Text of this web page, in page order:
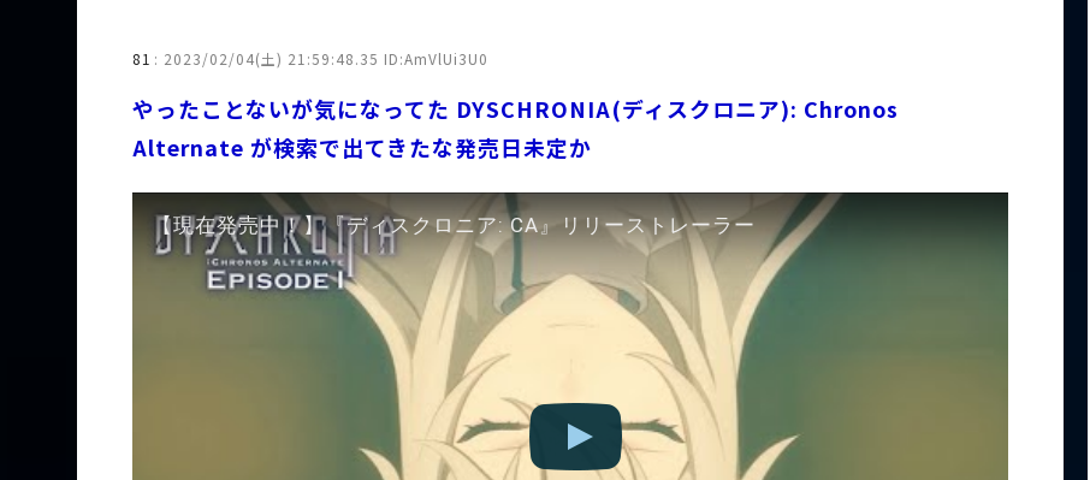
81 : 2023/02/04(土) 21:59:48.35 ID:AmVlUi3U0
やったことないが気になってた DYSCHRONIA(ディスクロニア): Chronos
Alternate が検索で出てきたな発売日未定か
【現在発売中！】『ディスクロニア: CA』リリーストレーラー